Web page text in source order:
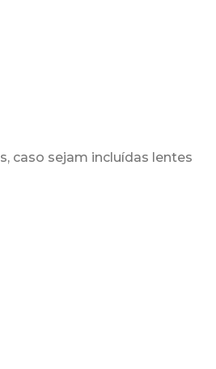
caso sejam incluídas lentes